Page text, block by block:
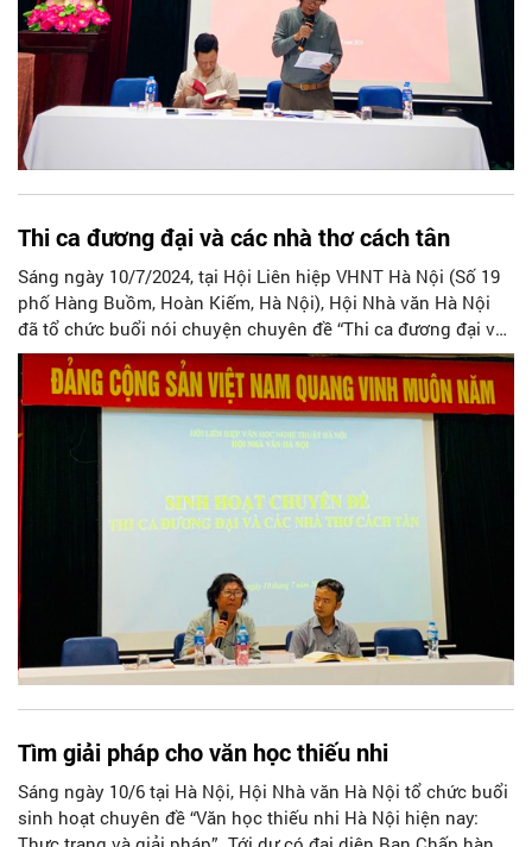
Thi ca đương đại và các nhà thơ cách tân
Sáng ngày 10/7/2024, tại Hội Liên hiệp VHNT Hà Nội (Số 19
phố Hàng Buồm, Hoàn Kiếm, Hà Nội), Hội Nhà văn Hà Nội
đã tổ chức buổi nói chuyện chuyên đề “Thi ca đương đại và
các nhà thơ cách tân”.
Tìm giải pháp cho văn học thiếu nhi
Sáng ngày 10/6 tại Hà Nội, Hội Nhà văn Hà Nội tổ chức buổi
sinh hoạt chuyên đề “Văn học thiếu nhi Hà Nội hiện nay: